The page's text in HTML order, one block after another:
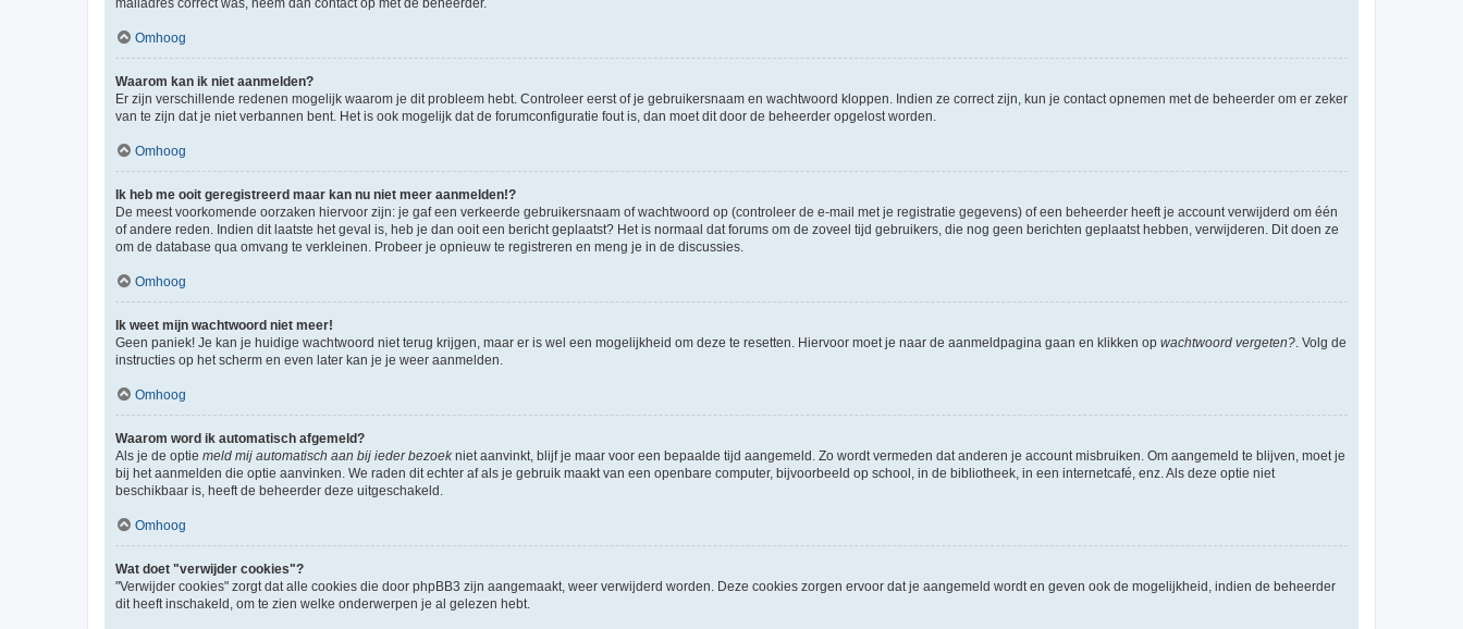
Omhoog
Waarom kan ik niet aanmelden?
Er zijn verschillende redenen mogelijk waarom je dit probleem hebt. Controleer eerst of je gebruikersnaam en wachtwoord kloppen. Indien ze correct zijn, kun je contact opnemen met de beheerder om er zeker
van te zijn dat je niet verbannen bent. Het is ook mogelijk dat de forumconfiguratie fout is, dan moet dit door de beheerder opgelost worden.
Omhoog
Ik heb me ooit geregistreerd maar kan nu niet meer aanmelden!?
De meest voorkomende oorzaken hiervoor zijn: je gaf een verkeerde gebruikersnaam of wachtwoord op (controleer de e-mail met je registratie gegevens) of een beheerder heeft je account verwijderd om één
of andere reden. Indien dit laatste het geval is, heb je dan ooit een bericht geplaatst? Het is normaal dat forums om de zoveel tijd gebruikers, die nog geen berichten geplaatst hebben, verwijderen. Dit doen ze
om de database qua omvang te verkleinen. Probeer je opnieuw te registreren en meng je in de discussies.
Omhoog
Ik weet mijn wachtwoord niet meer!
Geen paniek! Je kan je huidige wachtwoord niet terug krijgen, maar er is wel een mogelijkheid om deze te resetten. Hiervoor moet je naar de aanmeldpagina gaan en klikken op wachtwoord vergeten? . Volg de
instructies op het scherm en even later kan je je weer aanmelden.
Omhoog
Waarom word ik automatisch afgemeld?
Als je de optie meld mij automatisch aan bij ieder bezoekniet aanvinkt, blijf je maar voor een bepaalde tijd aangemeld. Zo wordt vermeden dat anderen je account misbruiken. Om aangemeld te blijven, moet je
bij het aanmelden die optie aanvinken. We raden dit echter af als je gebruik maakt van een openbare computer, bijvoorbeeld op school, in de bibliotheek, in een internetcafé, enz. Als deze optie niet
beschikbaar is, heeft de beheerder deze uitgeschakeld.
Omhoog
Wat doet "verwijder cookies"?
"Verwijder cookies" zorgt dat alle cookies die door phpBB3 zijn aangemaakt, weer verwijderd worden. Deze cookies zorgen ervoor dat je aangemeld wordt en geven ook de mogelijkheid, indien de beheerder
dit heeft inschakeld, om te zien welke onderwerpen je al gelezen hebt.